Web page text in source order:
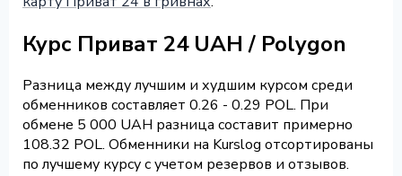
Курс Приват 24 UAH / Polygon
Разница между лучшим и худшим курсом среди
обменников составляет 0.26 - 0.29 POL. При
обмене 5 000 UAH разница составит примерно
108.32 POL. Обменники на Kurslog отсортированы
по лучшему курсу с учетом резервов и отзывов.